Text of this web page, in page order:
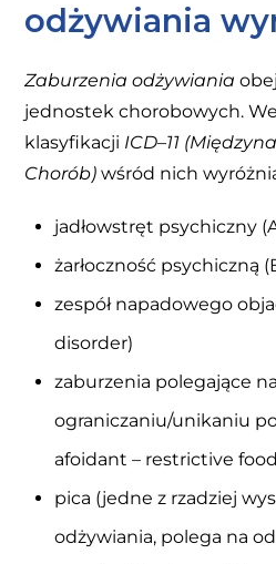
odżywiania
Zaburzenia odżywiania
jednostek chorobowych.
klasyfikacji ICD–11 (
Chorób) wśród nich
jadłowstręt psychiczny
żarłoczność psychiczną
zespół napadowego
disorder)
zaburzenia polegające na
ograniczaniu/unikaniu
afoidant – restrictive
pica (jedne z rzadziej
odżywiania, polega na